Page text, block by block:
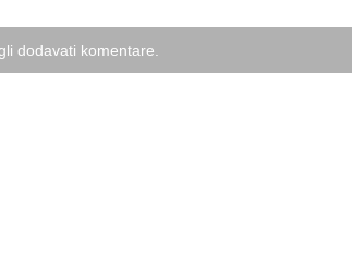
dodavati komentare.